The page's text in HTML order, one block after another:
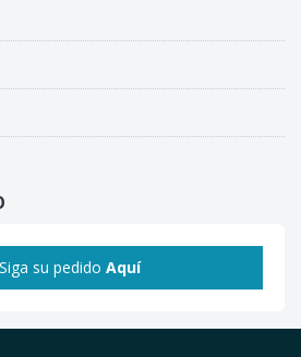
Siga su pedido Aquí